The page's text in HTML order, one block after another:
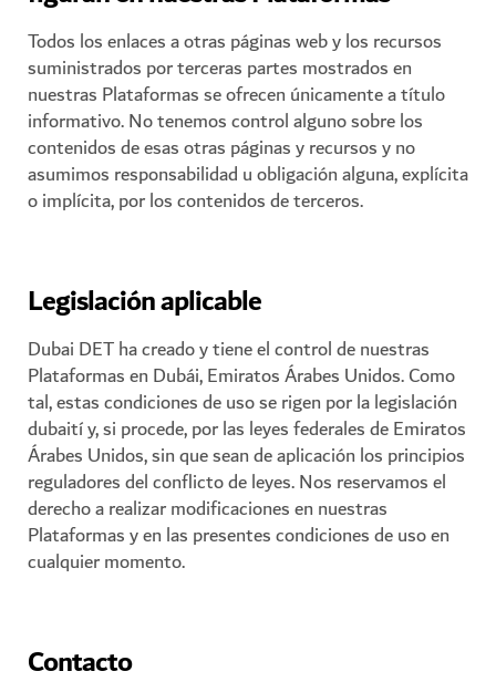
Todos los enlaces a otras páginas web y los recursos
suministrados por terceras partes mostrados en
nuestras Plataformas se ofrecen únicamente a título
informativo. No tenemos control alguno sobre los
contenidos de esas otras páginas y recursos y no
asumimos responsabilidad u obligación alguna, explícita
o implícita, por los contenidos de terceros.
Legislación aplicable
Dubai DET ha creado y tiene el control de nuestras
Plataformas en Dubái, Emiratos Árabes Unidos. Como
tal, estas condiciones de uso se rigen por la legislación
dubaití y, si procede, por las leyes federales de Emiratos
Árabes Unidos, sin que sean de aplicación los principios
reguladores del conflicto de leyes. Nos reservamos el
derecho a realizar modificaciones en nuestras
Plataformas y en las presentes condiciones de uso en
cualquier momento.
Contacto